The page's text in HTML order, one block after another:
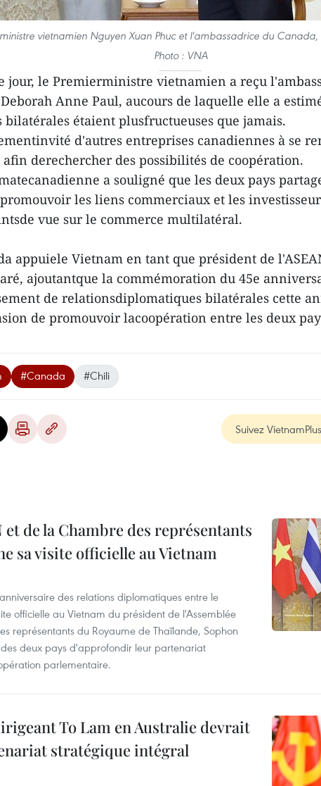
vietnamien Nguyen Xuan Phuc et l'ambassadrice du
Photo : VNA
jour, le Premierministre vietnamien a reçu
Anne Paul, aucours de laquelle elle a
bilatérales étaient plusfructueuses que jamais.
d'autres entreprises canadiennes à se
derechercher des possibilités de coopération.
a souligné que les deux pays
les liens commerciaux et les
vue sur le commerce multilatéral.
appuiele Vietnam en tant que président de
ajoutantque la commémoration du 45e
de relationsdiplomatiques bilatérales cette
de promouvoir lacoopération entre les deux
#Canada #Chili
Suivez VietnamPlus
de la Chambre des représentants
sa visite officielle au Vietnam
des relations diplomatiques entre le
officielle au Vietnam du président de l'Assemblée
représentants du Royaume de Thaïlande, Sophon
deux pays d'approfondir leur partenariat
parlementaire.
To Lam en Australie devrait
stratégique intégral